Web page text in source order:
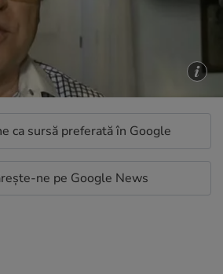
ca sursă preferată în Google
ne pe Google News